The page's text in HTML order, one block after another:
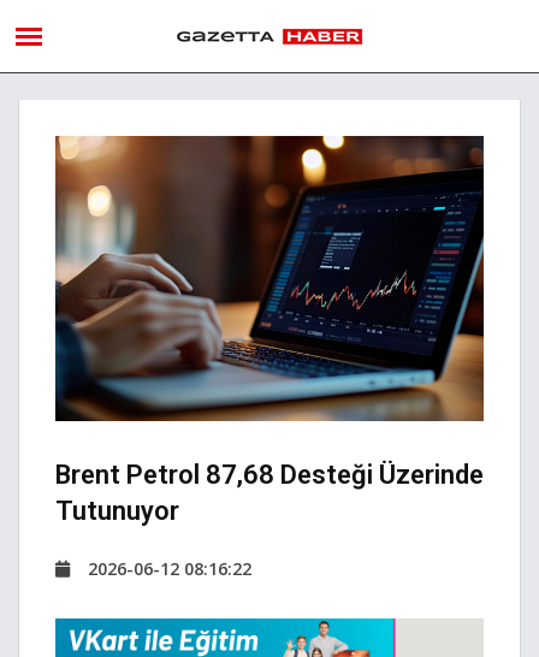
Brent Petrol 87,68 Desteği Üzerinde
Tutunuyor
2026-06-12 08:16:22